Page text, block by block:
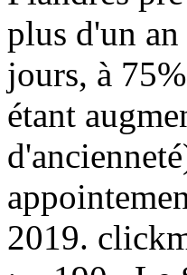
plus d'un
jours, à
étant
2019.